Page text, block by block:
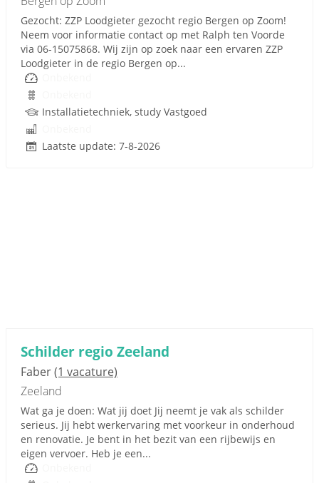
Gezocht: ZZP Loodgieter gezocht regio Bergen op Zoom!
Neem voor informatie contact op met Ralph ten Voorde
via 06-15075868. Wij zijn op zoek naar een ervaren ZZP
Loodgieter in de regio Bergen op...
Installatietechniek, study Vastgoed
Laatste update: 7-8-2026
Schilder regio Zeeland
Faber(1 vacature)
Zeeland
Wat ga je doen: Wat jij doet Jij neemt je vak als schilder
serieus. Jij hebt werkervaring met voorkeur in onderhoud
en renovatie. Je bent in het bezit van een rijbewijs en
eigen vervoer. Heb je een...